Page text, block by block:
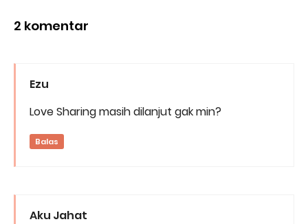
2 komentar
Ezu
Love Sharing masih dilanjut gak min?
Balas
Aku Jahat